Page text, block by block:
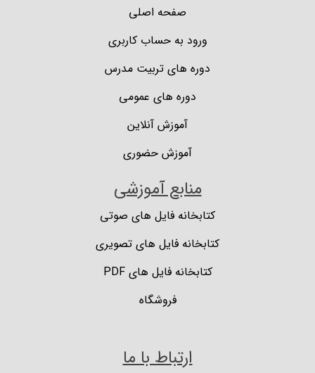
صفحه اصلی
ورود به حساب کاربری
دوره های تربیت مدرس
دوره های عمومی
آموزش آنلاین
آموزش حضوری
منابع آموزشی
کتابخانه فایل های صوتی
کتابخانه فایل های تصویری
کتابخانه فایل های PDF
فروشگاه
ارتباط با ما